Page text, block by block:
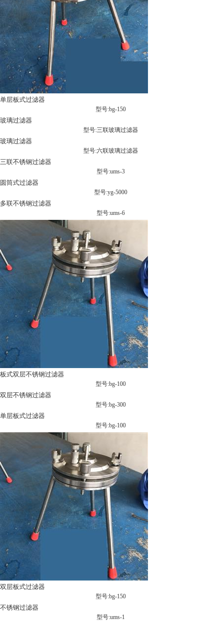
单层板式过滤器
型号:bg-150
玻璃过滤器
型号:三联玻璃过滤器
玻璃过滤器
型号:六联玻璃过滤器
三联不锈钢过滤器
型号:ums-3
圆筒式过滤器
型号:yg-5000
多联不锈钢过滤器
型号:ums-6
板式双层不锈钢过滤器
型号:bg-100
双层不锈钢过滤器
型号:bg-300
单层板式过滤器
型号:bg-100
双层板式过滤器
型号:bg-150
不锈钢过滤器
型号:ums-1